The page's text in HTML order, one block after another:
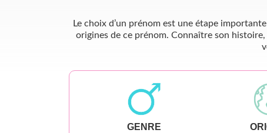
Le choix d’un prénom est une étape
origines de ce prénom. Connaître son
GENRE